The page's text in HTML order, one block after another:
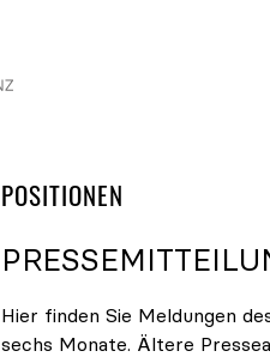
POSITIONEN
Hier finden Sie Meldungen
sechs Monate. Ältere